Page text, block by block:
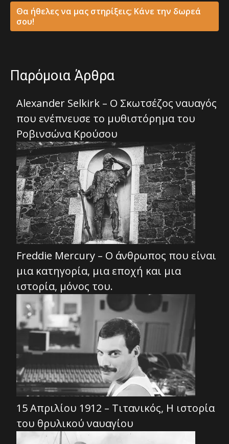
Θα ήθελες να μας στηρίξεις; Κάνε την δωρεά
σου!
Παρόμοια Άρθρα
Alexander Selkirk – Ο Σκωτσέζος ναυαγός
που ενέπνευσε το μυθιστόρημα του
Ροβινσώνα Κρούσου
Freddie Mercury – Ο άνθρωπος που είναι
μια κατηγορία, μια εποχή και μια
ιστορία, μόνος του.
15 Απριλίου 1912 – Τιτανικός, Η ιστορία
του θρυλικού ναυαγίου